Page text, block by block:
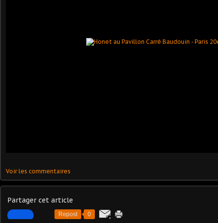
Voir les commentaires
Partager cet article
Repost 0